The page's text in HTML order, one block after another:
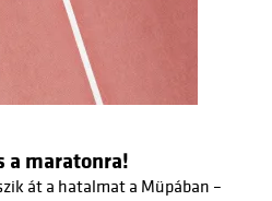
a maratonra!
át a hatalmat a Müpában –